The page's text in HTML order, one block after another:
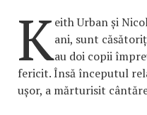
Keith Urban și
ani, sunt
au doi copii
fericit. Însă începutul
ușor, a mărturisit